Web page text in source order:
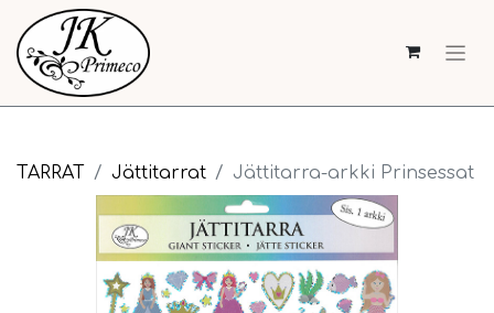
TARRAT Jättitarrat Jättitarra-arkki Prinsessat